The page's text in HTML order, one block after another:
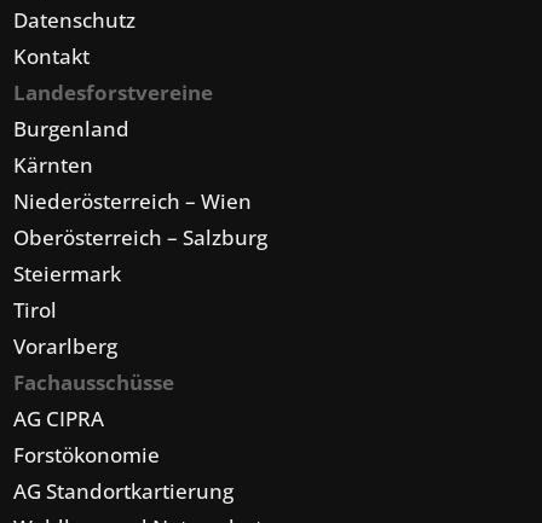
Datenschutz
Kontakt
Landesforstvereine
Burgenland
Kärnten
Niederösterreich – Wien
Oberösterreich – Salzburg
Steiermark
Tirol
Vorarlberg
Fachausschüsse
AG CIPRA
Forstökonomie
AG Standortkartierung